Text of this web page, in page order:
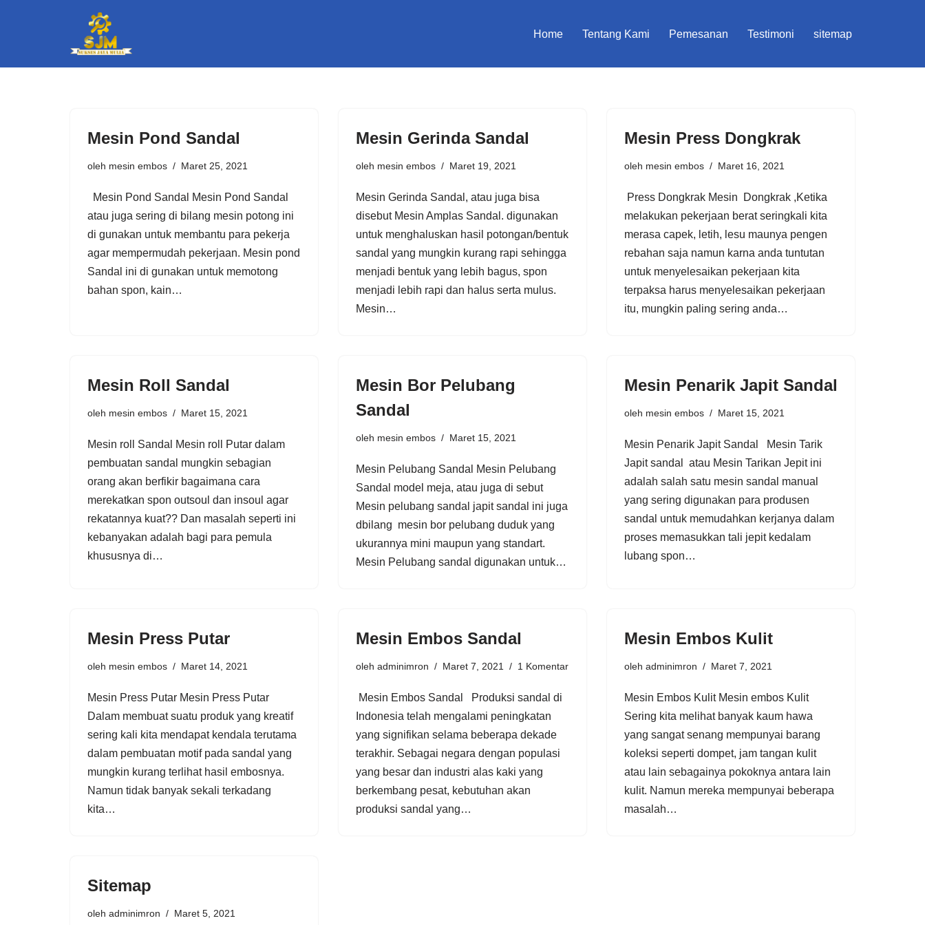
Home Tentang Kami Pemesanan Testimoni sitemap
Mesin Pond Sandal
oleh mesin embos Maret 25, 2021
Mesin Pond Sandal Mesin Pond Sandal
atau juga sering di bilang mesin potong ini
di gunakan untuk membantu para pekerja
agar mempermudah pekerjaan. Mesin pond
Sandal ini di gunakan untuk memotong
bahan spon, kain…
Mesin Gerinda Sandal
oleh mesin embos Maret 19, 2021
Mesin Gerinda Sandal, atau juga bisa
disebut Mesin Amplas Sandal. digunakan
untuk menghaluskan hasil potongan/bentuk
sandal yang mungkin kurang rapi sehingga
menjadi bentuk yang lebih bagus, spon
menjadi lebih rapi dan halus serta mulus.
Mesin…
Mesin Press Dongkrak
oleh mesin embos Maret 16, 2021
Press Dongkrak Mesin Dongkrak ,Ketika
melakukan pekerjaan berat seringkali kita
merasa capek, letih, lesu maunya pengen
rebahan saja namun karna anda tuntutan
untuk menyelesaikan pekerjaan kita
terpaksa harus menyelesaikan pekerjaan
itu, mungkin paling sering anda…
Mesin Roll Sandal
oleh mesin embos Maret 15, 2021
Mesin roll Sandal Mesin roll Putar dalam
pembuatan sandal mungkin sebagian
orang akan berfikir bagaimana cara
merekatkan spon outsoul dan insoul agar
rekatannya kuat?? Dan masalah seperti ini
kebanyakan adalah bagi para pemula
khususnya di…
Mesin Bor Pelubang
Sandal
oleh mesin embos Maret 15, 2021
Mesin Pelubang Sandal Mesin Pelubang
Sandal model meja, atau juga di sebut
Mesin pelubang sandal japit sandal ini juga
dbilang mesin bor pelubang duduk yang
ukurannya mini maupun yang standart.
Mesin Pelubang sandal digunakan untuk…
Mesin Penarik Japit Sandal
oleh mesin embos Maret 15, 2021
Mesin Penarik Japit Sandal Mesin Tarik
Japit sandal atau Mesin Tarikan Jepit ini
adalah salah satu mesin sandal manual
yang sering digunakan para produsen
sandal untuk memudahkan kerjanya dalam
proses memasukkan tali jepit kedalam
lubang spon…
Mesin Press Putar
oleh mesin embos Maret 14, 2021
Mesin Press Putar Mesin Press Putar
Dalam membuat suatu produk yang kreatif
sering kali kita mendapat kendala terutama
dalam pembuatan motif pada sandal yang
mungkin kurang terlihat hasil embosnya.
Namun tidak banyak sekali terkadang
kita…
Mesin Embos Sandal
oleh adminimron Maret 7, 2021 1 Komentar
Mesin Embos Sandal Produksi sandal di
Indonesia telah mengalami peningkatan
yang signifikan selama beberapa dekade
terakhir. Sebagai negara dengan populasi
yang besar dan industri alas kaki yang
berkembang pesat, kebutuhan akan
produksi sandal yang…
Mesin Embos Kulit
oleh adminimron Maret 7, 2021
Mesin Embos Kulit Mesin embos Kulit
Sering kita melihat banyak kaum hawa
yang sangat senang mempunyai barang
koleksi seperti dompet, jam tangan kulit
atau lain sebagainya pokoknya antara lain
kulit. Namun mereka mempunyai beberapa
masalah…
Sitemap
oleh adminimron Maret 5, 2021